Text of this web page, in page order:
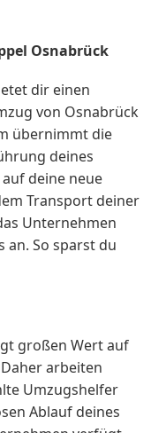
Osnabrück
dir einen
von Osnabrück
übernimmt die
deines
deine neue
Transport deiner
Unternehmen
an. So sparst du
großen Wert auf
arbeiten
Umzugshelfer
Ablauf deines